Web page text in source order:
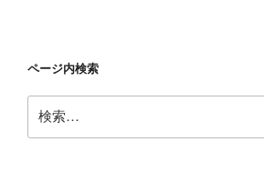
ページ内検索
検
索: